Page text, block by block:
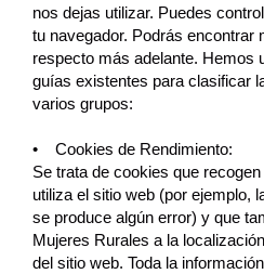
nos dejas utilizar. Puedes
tu navegador. Podrás encontrar
respecto más adelante. Hemos
guías existentes para clasificar
varios grupos:
• Cookies de Rendimiento:
Se trata de cookies que
utiliza el sitio web (por ejemplo,
se produce algún error) y que
Mujeres Rurales a la
del sitio web. Toda la